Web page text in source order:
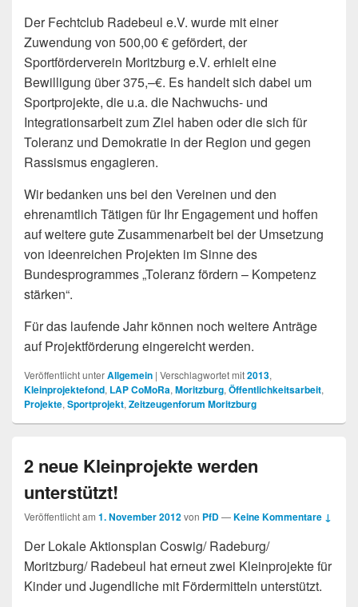
Der Fechtclub Radebeul e.V. wurde mit einer
Zuwendung von 500,00 € gefördert, der
Sportförderverein Moritzburg e.V. erhielt eine
Bewilligung über 375,–€. Es handelt sich dabei um
Sportprojekte, die u.a. die Nachwuchs- und
Integrationsarbeit zum Ziel haben oder die sich für
Toleranz und Demokratie in der Region und gegen
Rassismus engagieren.
Wir bedanken uns bei den Vereinen und den
ehrenamtlich Tätigen für Ihr Engagement und hoffen
auf weitere gute Zusammenarbeit bei der Umsetzung
von ideenreichen Projekten im Sinne des
Bundesprogrammes „Toleranz fördern – Kompetenz
stärken“.
Für das laufende Jahr können noch weitere Anträge
auf Projektförderung eingereicht werden.
Veröffentlicht unterAllgemein | Verschlagwortet mit2013,
Kleinprojektefond, LAP CoMoRa, Moritzburg, Öffentlichkeitsarbeit,
Projekte, Sportprojekt, Zeitzeugenforum Moritzburg
2 neue Kleinprojekte werden
unterstützt!
Veröffentlicht am 1. November 2012von PfD—Keine Kommentare ↓
Der Lokale Aktionsplan Coswig/ Radeburg/
Moritzburg/ Radebeul hat erneut zwei Kleinprojekte für
Kinder und Jugendliche mit Fördermitteln unterstützt.